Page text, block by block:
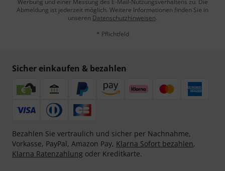
Werbung und einer Messung des E-Mail-Nutzungsverhaltens zu. Die
Abmeldung ist jederzeit möglich. Weitere Informationen finden Sie in
unseren Datenschutzhinweisen.
* Pflichtfeld
Sicher einkaufen & bezahlen
Bezahlen Sie vertraulich und sicher per Nachnahme,
Vorkasse, PayPal, Amazon Pay, Klarna Sofort bezahlen,
Klarna Ratenzahlung oder Kreditkarte.